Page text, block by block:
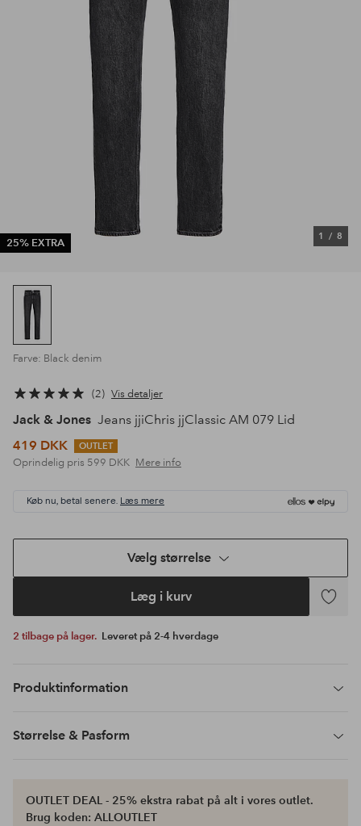
25% EXTRA
1 / 8
Farve: Black denim
2 Vis detaljer
Jack & Jones Jeans jjiChris jjClassic AM 079 Lid
419 DKK
OUTLET
Oprindelig pris 599 DKK Mere info
Køb nu, betal senere. Læs mere
Vælg størrelse
Læg i kurv
Tilføj
2 tilbage på lager. Leveret på 2-4 hverdage
Produktinformation
Størrelse & Pasform
OUTLET DEAL - 25% ekstra rabat på alt i vores outlet.
Brug koden: ALLOUTLET